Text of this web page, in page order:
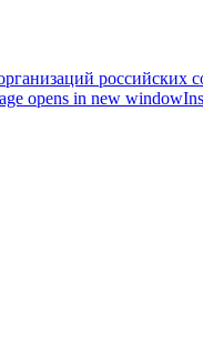
opens in new window